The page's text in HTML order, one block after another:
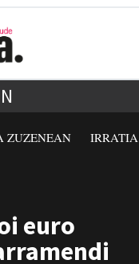
ZUZENEAN
euro